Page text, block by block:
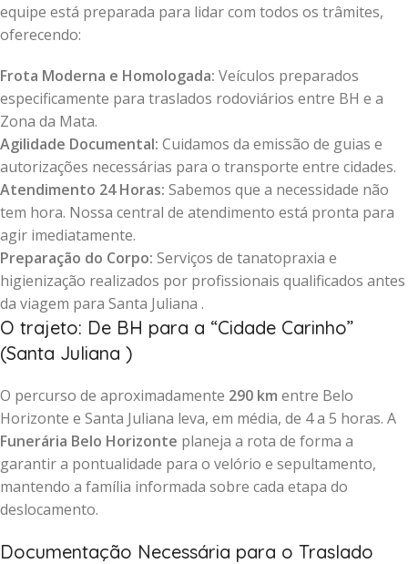
equipe está preparada para lidar com todos os trâmites,
oferecendo:
Frota Moderna e Homologada: Veículos preparados
especificamente para traslados rodoviários entre BH e a
Zona da Mata.
Agilidade Documental: Cuidamos da emissão de guias e
autorizações necessárias para o transporte entre cidades.
Atendimento 24 Horas: Sabemos que a necessidade não
tem hora. Nossa central de atendimento está pronta para
agir imediatamente.
Preparação do Corpo: Serviços de tanatopraxia e
higienização realizados por profissionais qualificados antes
da viagem para Santa Juliana .
O trajeto: De BH para a “Cidade Carinho”
(Santa Juliana )
O percurso de aproximadamente 290 km entre Belo
Horizonte e Santa Juliana leva, em média, de 4 a 5 horas. A
Funerária Belo Horizonte planeja a rota de forma a
garantir a pontualidade para o velório e sepultamento,
mantendo a família informada sobre cada etapa do
deslocamento.
Documentação Necessária para o Traslado